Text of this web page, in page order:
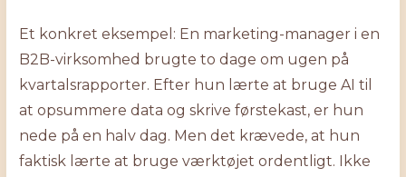
Et konkret eksempel: En marketing-manager i en
B2B-virksomhed brugte to dage om ugen på
kvartalsrapporter. Efter hun lærte at bruge AI til
at opsummere data og skrive førstekast, er hun
nede på en halv dag. Men det krævede, at hun
faktisk lærte at bruge værktøjet ordentligt. Ikke